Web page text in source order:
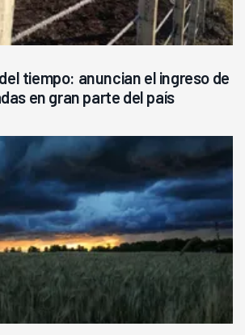
tiempo: anuncian el ingreso de
en gran parte del país